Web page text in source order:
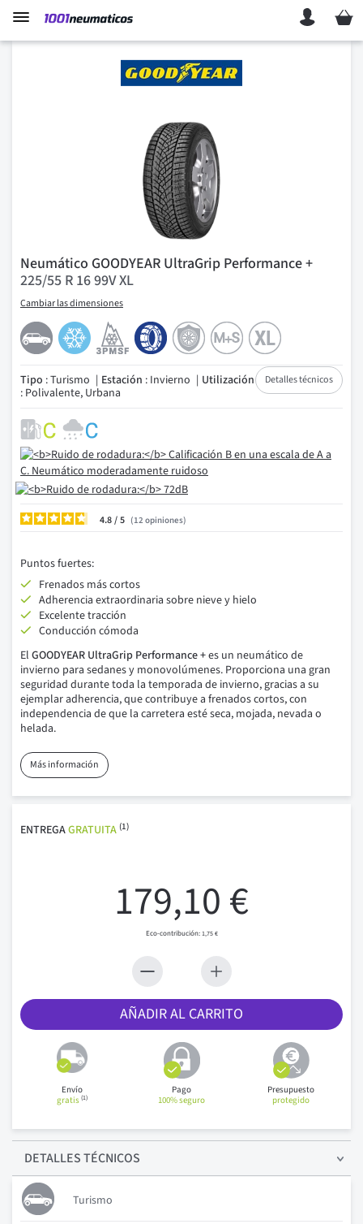
Mi
Neumático GOODYEAR UltraGrip Performance +
225/55 R 16 99V XL
Cambiar las dimensiones
Detalles técnicos
Tipo : Turismo Estación : Invierno
Utilización
: Polivalente, Urbana
4.8/ 12 opiniones
Puntos fuertes:
Frenados más cortos
Adherencia extraordinaria sobre nieve y hielo
Excelente tracción
Conducción cómoda
El GOODYEAR UltraGrip Performance +es un neumático de
invierno para sedanes y monovolúmenes. Proporciona una gran
seguridad durante toda la temporada de invierno, gracias a su
ejemplar adherencia, que contribuye a frenados cortos, con
independencia de que la carretera esté seca, mojada, nevada o
helada.
Más información
ENTREGAGRATUITA (1)
179,10 €
1,75 €
AÑADIR AL CARRITO
Envío
gratis(1)
Pago
100% seguro
Presupuesto
protegido
DETALLESTÉCNICOS
Turismo